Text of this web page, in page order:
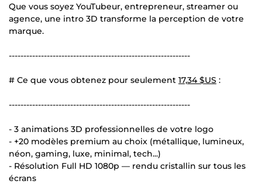
Que vous soyez YouTubeur, entrepreneur, streamer ou
agence, une intro 3D transforme la perception de votre
marque.
--------------------------------------------------------------
# Ce que vous obtenez pour seulement 17,34 $US :
--------------------------------------------------------------
- 3 animations 3D professionnelles de votre logo
- +20 modèles premium au choix (métallique, lumineux,
néon, gaming, luxe, minimal, tech...)
- Résolution Full HD 1080p — rendu cristallin sur tous les
écrans